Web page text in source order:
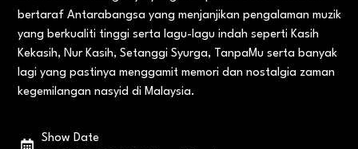
bertaraf Antarabangsa yang menjanjikan pengalaman muzik
yang berkualiti tinggi serta lagu-lagu indah seperti Kasih
Kekasih, Nur Kasih, Setanggi Syurga, TanpaMu serta banyak
lagi yang pastinya menggamit memori dan nostalgia zaman
kegemilangan nasyid di Malaysia.
Show Date